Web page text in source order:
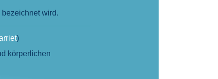
wird.
)
körperlichen